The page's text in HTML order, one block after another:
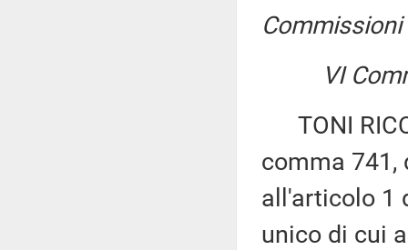
Commissioni
VI
TONI
comma 741,
all'articolo 1
unico di cui